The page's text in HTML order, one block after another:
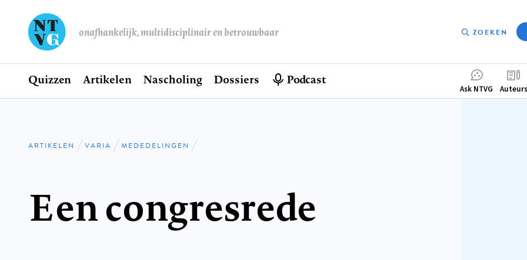
onafhankelijk, multidisciplinair en betrouwbaar ZOEKEN
Hoofdnavigatie
Home
Quizzen Artikelen Nascholing Dossiers Podcast
Ask NTVG Auteurs
Kruimelpad
ARTIKELEN VARIA MEDEDELINGEN
Een congresrede